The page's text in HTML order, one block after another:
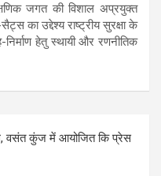
जगत की विशाल अप्रयुक्त
का उद्देश्य राष्ट्रीय सुरक्षा के
हेतु स्थायी और रणनीतिक
वसंत कुंज में आयोजित कि प्रेस